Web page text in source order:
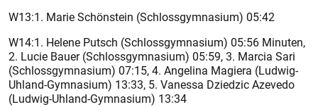
W13:1. Marie Schönstein (Schlossgymnasium) 05:42
W14:1. Helene Putsch (Schlossgymnasium) 05:56 Minuten,
2. Lucie Bauer (Schlossgymnasium) 05:59, 3. Marcia Sari
(Schlossgymnasium) 07:15, 4. Angelina Magiera (Ludwig-
Uhland-Gymnasium) 13:33, 5. Vanessa Dziedzic Azevedo
(Ludwig-Uhland-Gymnasium) 13:34